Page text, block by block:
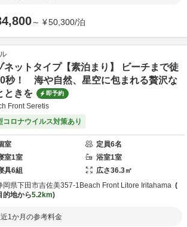
～ ¥50,300/泊
ネットタイプ【素泊まり】 ビーチまで徒
秒！ 海や自然、星空に包まれる贅沢な
ときを
即予約
Front Seretis
コロナウイルス対策あり
室 定員6名
室1室 浴室1室
具6組 広さ36.3㎡
岡県下田市吉佐美357-1 Beach Front Litore Iritahama
的地から5.2km
1か月の参考料金